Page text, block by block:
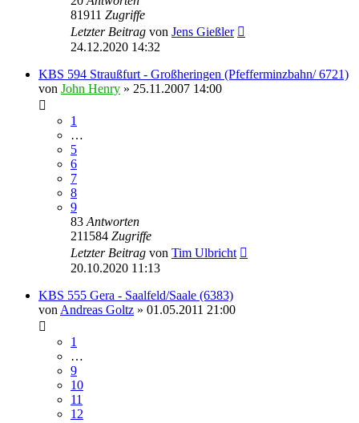
81911 Zugriffe
Letzter Beitrag von Jens Gießler
24.12.2020 14:32
KBS 594 Straußfurt - Großheringen (Pfefferminzbahn/ 6721)
von John Henry » 25.11.2007 14:00
1
…
5
6
7
8
9
83 Antworten
211584 Zugriffe
Letzter Beitrag von Tim Ulbricht
20.10.2020 11:13
KBS 555 Gera - Saalfeld/Saale (6383)
von Andreas Goltz » 01.05.2011 21:00
1
…
9
10
11
12